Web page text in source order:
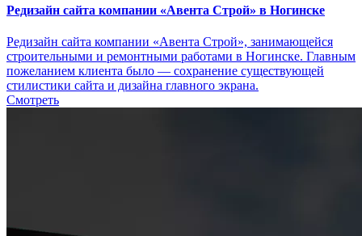
Редизайн сайта компании «Авента Строй» в Ногинске
Редизайн сайта компании «Авента Строй», занимающейся
строительными и ремонтными работами в Ногинске. Главным
пожеланием клиента было — сохранение существующей
стилистики сайта и дизайна главного экрана.
Смотреть